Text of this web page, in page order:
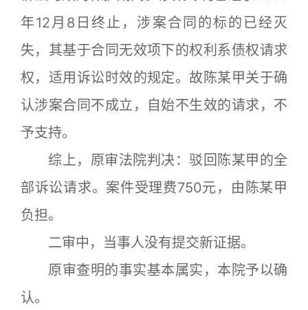
年12月8日终止，涉案合同的标的已经灭
失，其基于合同无效项下的权利系债权请求
权，适用诉讼时效的规定。故陈某甲关于确
认涉案合同不成立，自始不生效的请求，不
予支持。
综上，原审法院判决：驳回陈某甲的全
部诉讼请求。案件受理费750元，由陈某甲
负担。
二审中，当事人没有提交新证据。
原审查明的事实基本属实，本院予以确
认。